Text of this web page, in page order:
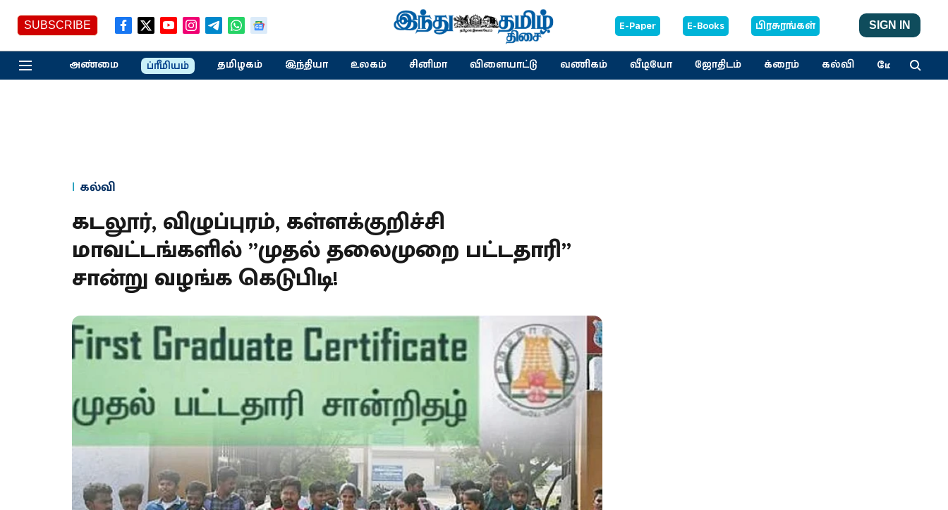
SUBSCRIBE E-Paper E-Books பிரசுரங்கள் SIGN IN
அண்மை ப்ரீமியம் தமிழகம் இந்தியா உலகம் சினிமா விளையாட்டு வணிகம் வீடியோ ஜோதிடம் க்ரைம் கல்வி மேலும்
கல்வி
கடலூர், விழுப்புரம், கள்ளக்குறிச்சி
மாவட்டங்களில் ”முதல் தலைமுறை பட்டதாரி”
சான்று வழங்க கெடுபிடி!